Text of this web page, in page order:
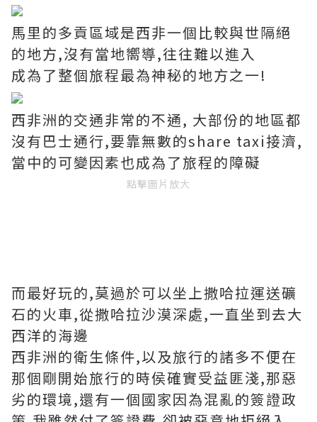
馬里的多貢區域是西非一個比較與世隔絕
的地方,沒有當地嚮導,往往難以進入
成為了整個旅程最為神秘的地方之一!
西非洲的交通非常的不通, 大部份的地區都
沒有巴士通行,要靠無數的share taxi接濟,
當中的可變因素也成為了旅程的障礙
點擊圖片放大
而最好玩的,莫過於可以坐上撒哈拉運送礦
石的火車,從撒哈拉沙漠深處,一直坐到去大
西洋的海邊
西非洲的衛生條件,以及旅行的諸多不便在
那個剛開始旅行的時侯確實受益匪淺,那惡
劣的環境,還有一個國家因為混亂的簽證政